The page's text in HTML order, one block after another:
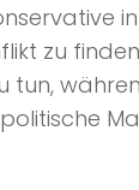
zu
tun,